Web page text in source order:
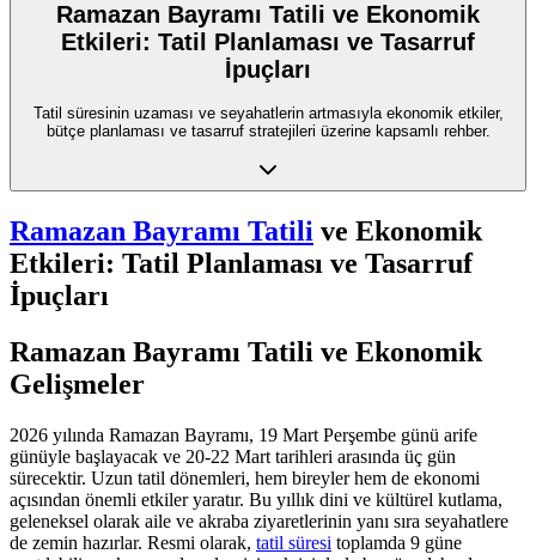
Ramazan Bayramı Tatili ve Ekonomik
Etkileri: Tatil Planlaması ve Tasarruf
İpuçları
Tatil süresinin uzaması ve seyahatlerin artmasıyla ekonomik etkiler,
bütçe planlaması ve tasarruf stratejileri üzerine kapsamlı rehber.
Ramazan Bayramı Tatili ve Ekonomik
Etkileri: Tatil Planlaması ve Tasarruf
İpuçları
Ramazan Bayramı Tatili ve Ekonomik
Gelişmeler
2026 yılında Ramazan Bayramı, 19 Mart Perşembe günü arife
günüyle başlayacak ve 20-22 Mart tarihleri arasında üç gün
sürecektir. Uzun tatil dönemleri, hem bireyler hem de ekonomi
açısından önemli etkiler yaratır. Bu yıllık dini ve kültürel kutlama,
geleneksel olarak aile ve akraba ziyaretlerinin yanı sıra seyahatlere
de zemin hazırlar. Resmi olarak, tatil süresi toplamda 9 güne